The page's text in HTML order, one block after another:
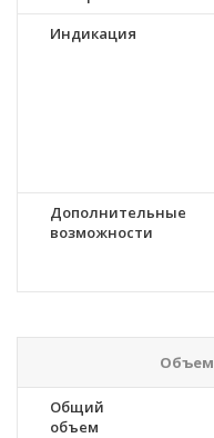
Индикация
Дополнительные
возможности
Объем
Общий
объем